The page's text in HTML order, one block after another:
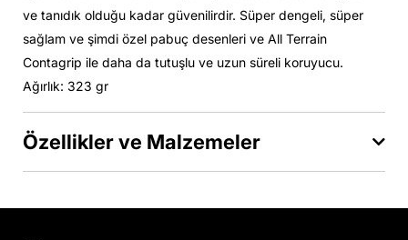
ve tanıdık olduğu kadar güvenilirdir. Süper dengeli, süper
sağlam ve şimdi özel pabuç desenleri ve All Terrain
Contagrip ile daha da tutuşlu ve uzun süreli koruyucu.
Ağırlık: 323 gr
Özellikler ve Malzemeler